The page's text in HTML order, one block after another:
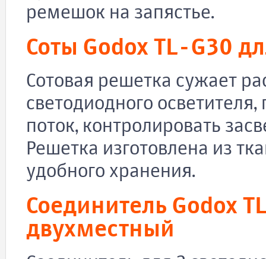
ремешок на запястье.
Соты Godox TL-G30
Сотовая решетка сужает
светодиодного
поток, контролировать
Решетка изготовлена ​​из
удобного хранения.
Соединитель Godox
двухместный